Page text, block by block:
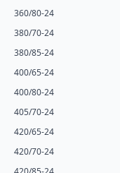
360/80-24
380/70-24
380/85-24
400/65-24
400/80-24
405/70-24
420/65-24
420/70-24